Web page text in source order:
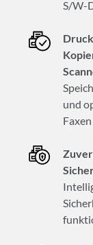
S/W-
und
Faxen